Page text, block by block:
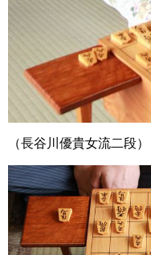
（長谷川優貴女流二段）